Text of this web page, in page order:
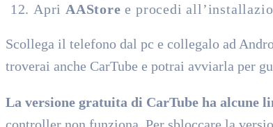
Apri AAStore e procedi
Scollega il telefono dal pc e collegalo ad
troverai anche CarTube e potrai avviarla per
La versione gratuita di CarTube ha alcune
controller non funziona. Per sbloccare la